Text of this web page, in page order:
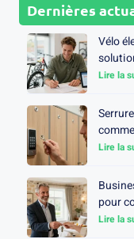
Dernières
Vélo
Lire la
Lire la
pour
Lire la